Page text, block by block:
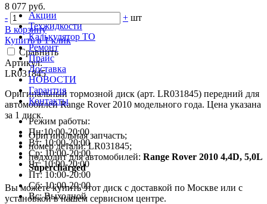
8 077 руб.
-
+ шт
В корзину
Купить в 1 клик
Сравнить
Артикул:
LR031845
Оригинальный тормозной диск (арт. LR031845) передний для
автомобилей Range Rover 2010 модельного года. Цена указана
за 1 диск.
Оригинальная запчасть;
номер детали: LR031845;
подходит для автомобилей: Range Rover 2010 4,4D, 5,0L
Supercharged
Вы можете купить этот диск с доставкой по Москве или с
установкой в нашем сервисном центре.
Акции
Техжидкости
Калькулятор ТО
Ремонт
Прайс
Доставка
НОВОСТИ
Гарантия
Контакты
Режим работы:
Пн:10:00-20:00
Вт: 10:00-20:00
Ср: 10:00-20:00
Чт: 10:00-20:00
Пт: 10:00-20:00
Сб: 10:00-20:00
Вс: Выходной